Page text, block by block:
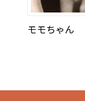
モモちゃん